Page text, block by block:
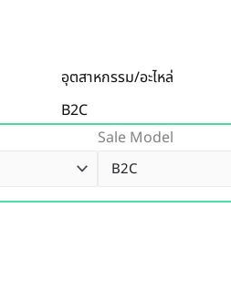
อุตสาหกรรม/อะไหล่
B2C
Sale Model